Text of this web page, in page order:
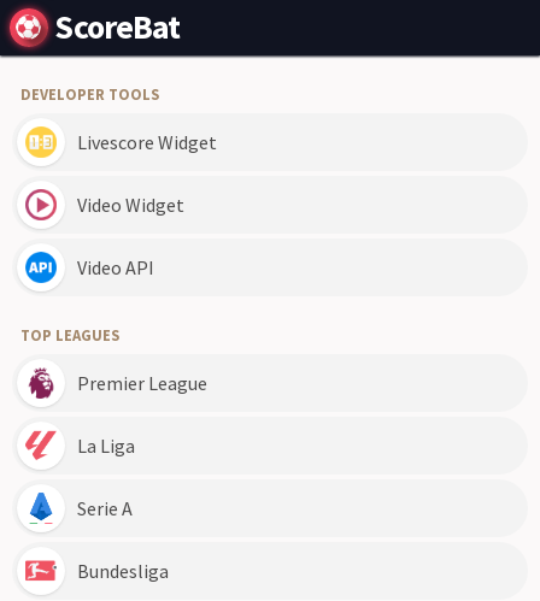
ScoreBat
DEVELOPER TOOLS
Livescore Widget
Video Widget
Video API
TOP LEAGUES
Premier League
La Liga
Serie A
Bundesliga